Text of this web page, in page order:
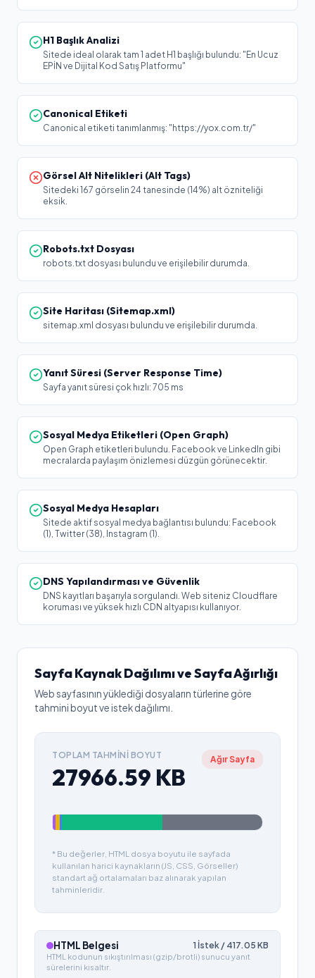
H1 Başlık Analizi
Sitede ideal olarak tam 1 adet H1 başlığı bulundu: "En Ucuz
EPİN ve Dijital Kod Satış Platformu"
Canonical Etiketi
Canonical etiketi tanımlanmış: "https://yox.com.tr/"
Görsel Alt Nitelikleri (Alt Tags)
Sitedeki 167 görselin 24 tanesinde (14%) alt özniteliği
eksik.
Robots.txt Dosyası
robots.txt dosyası bulundu ve erişilebilir durumda.
Site Haritası (Sitemap.xml)
sitemap.xml dosyası bulundu ve erişilebilir durumda.
Yanıt Süresi (Server Response Time)
Sayfa yanıt süresi çok hızlı: 705 ms
Sosyal Medya Etiketleri (Open Graph)
Open Graph etiketleri bulundu. Facebook ve LinkedIn gibi
mecralarda paylaşım önizlemesi düzgün görünecektir.
Sosyal Medya Hesapları
Sitede aktif sosyal medya bağlantısı bulundu: Facebook
(1), Twitter (38), Instagram (1).
DNS Yapılandırması ve Güvenlik
DNS kayıtları başarıyla sorgulandı. Web siteniz Cloudflare
koruması ve yüksek hızlı CDN altyapısı kullanıyor.
Sayfa Kaynak Dağılımı ve Sayfa Ağırlığı
Web sayfasının yüklediği dosyaların türlerine göre
tahmini boyut ve istek dağılımı.
TOPLAM TAHMINI BOYUT
27966.59 KB
Ağır Sayfa
* Bu değerler, HTML dosya boyutu ile sayfada
kullanılan harici kaynakların (JS, CSS, Görseller)
standart ağ ortalamaları baz alınarak yapılan
tahminleridir.
HTML Belgesi 1 İstek / 417.05 KB
HTML kodunun sıkıştırılması (gzip/brotli) sunucu yanıt
sürelerini kısaltır.